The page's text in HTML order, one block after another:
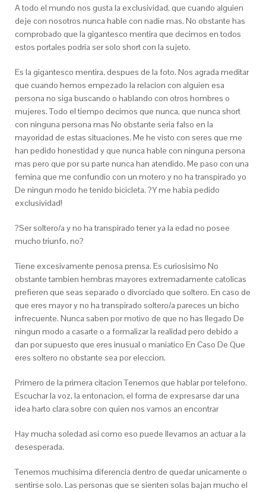
A todo el mundo nos gusta la exclusividad, que cuando alguien
deje con nosotros nunca hable con nadie mas. No obstante has
comprobado que la gigantesco mentira que decimos en todos
estos portales podri­a ser solo short con la sujeto.
Es la gigantesco mentira, despues de la foto. Nos agrada meditar
que cuando hemos empezado la relacion con alguien esa
persona no siga buscando o hablando con otros hombres o
mujeres. Todo el tiempo decimos que nunca, que nunca short
con ninguna persona mas No obstante seri­a falso en la
mayoridad de estas situaciones. Me he visto con seres que me
han pedido honestidad y que nunca hable con ninguna persona
mas pero que por su parte nunca han atendido. Me paso con una
femina que me confundio con un motero y no ha transpirado yo
De ningun modo he tenido bicicleta. ?Y me habia pedido
exclusividad!
?Ser soltero/a y no ha transpirado tener ya la edad no posee
mucho triunfo, no?
Tiene excesivamente penosa prensa. Es curiosisimo No
obstante tambien hembras mayores extremadamente catolicas
prefieren que seas separado o divorciado que soltero. En caso de
que eres mayor y no ha transpirado soltero/a pareces un bicho
infrecuente. Nunca saben por motivo de que no has llegado De
ningun modo a casarte o a formalizar la realidad pero debido a
dan por supuesto que eres inusual o maniatico En Caso De Que
eres soltero no obstante sea por eleccion.
Primero de la primera citacion Tenemos que hablar por telefono.
Escuchar la voz, la entonacion, el forma de expresarse dar una
idea harto clara sobre con quien nos vamos an encontrar
Hay mucha soledad asi­ como eso puede llevarnos an actuar a la
desesperada.
Tenemos muchisima diferencia dentro de quedar unicamente o
sentirse solo. Las personas que se sienten solas bajan mucho el